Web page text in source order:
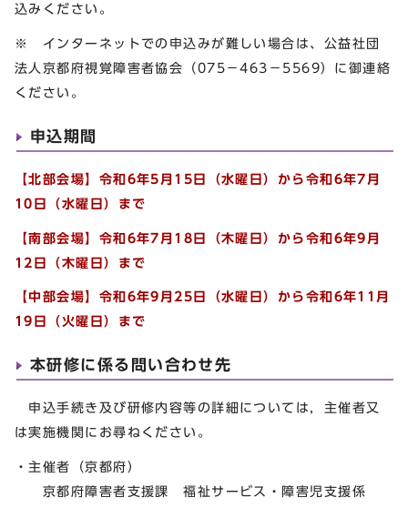
込みください。
※ インターネットでの申込みが難しい場合は、公益社団
法人京都府視覚障害者協会（075－463－5569）に御連絡
ください。
申込期間
【北部会場】 令和6年5月15日（水曜日）から令和6年7月
10日（水曜日）まで
【南部会場】 令和6年7月18日（木曜日）から令和6年9月
12日（木曜日）まで
【中部会場】 令和6年9月25日（水曜日）から令和6年11月
19日（火曜日）まで
本研修に係る問い合わせ先
申込手続き及び研修内容等の詳細については，主催者又
は実施機関にお尋ねください。
・主催者（京都府）
京都府障害者支援課 福祉サービス・障害児支援係